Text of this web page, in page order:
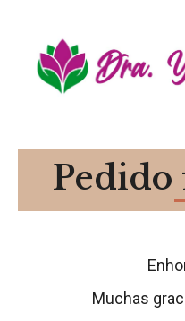
Pedido
Muchas